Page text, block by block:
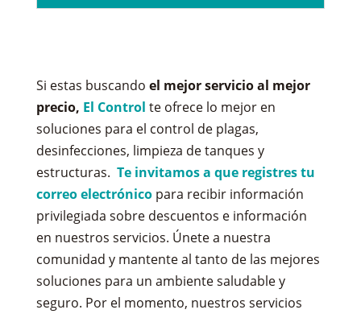
Si estas buscando el mejor servicio al mejor
precio, El Control te ofrece lo mejor en
soluciones para el control de plagas,
desinfecciones, limpieza de tanques y
estructuras. Te invitamos a que registres tu
correo electrónicopara recibir información
privilegiada sobre descuentos e información
en nuestros servicios. Únete a nuestra
comunidad y mantente al tanto de las mejores
soluciones para un ambiente saludable y
seguro. Por el momento, nuestros servicios